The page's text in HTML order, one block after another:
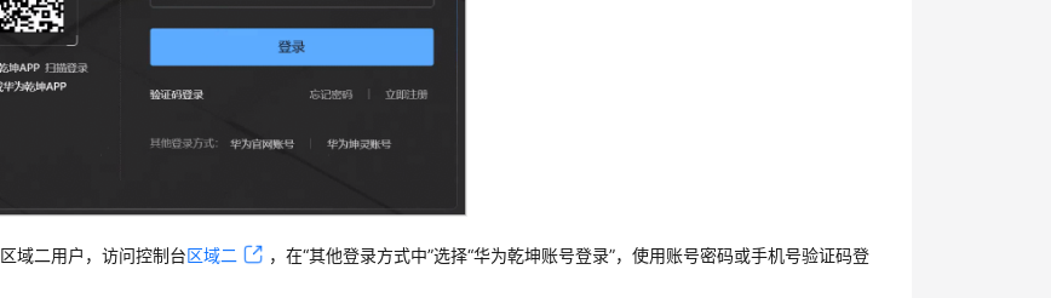
区域二用户，访问控制台区域二
，在“其他登录方式中”选择“华为乾坤账号登录”，使用账号密码或手机号验证码登